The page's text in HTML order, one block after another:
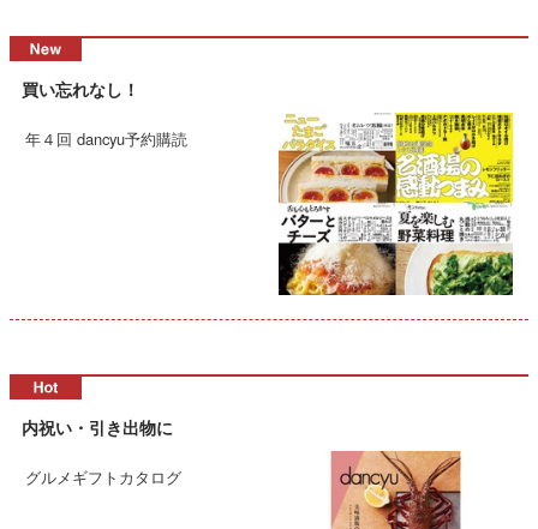
買い忘れなし！
年４回 dancyu予約購読
内祝い・引き出物に
グルメギフトカタログ